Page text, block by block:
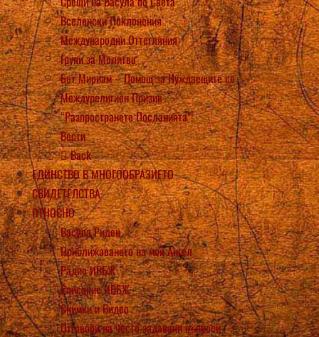
Вселенски Поклонения
Международни Оттегляния
Групи за Молитва
Бет Мириам – Помощ за Нуждаещите се
Междурелигиен Призив
“Разпространете Посланията”!
Вести
Back
ЕДИНСТВО В МНОГООБРАЗИЕТО
СВИДЕТЕЛСТВА
ОТНОСНО
Васула Риден
Приближаването на моя Ангел
Радио ИВБЖ
Списание ИВБЖ
Снимки и Видео
Отговори на често задавани въпроси